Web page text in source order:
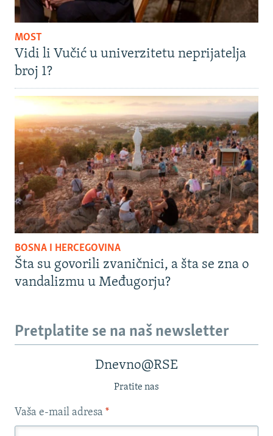
MOST
Vidi li Vučić u univerzitetu neprijatelja
broj 1?
BOSNA I HERCEGOVINA
Šta su govorili zvaničnici, a šta se zna o
vandalizmu u Međugorju?
Pretplatite se na naš newsletter
Dnevno@RSE
Pratite nas
Vaša e-mail adresa *